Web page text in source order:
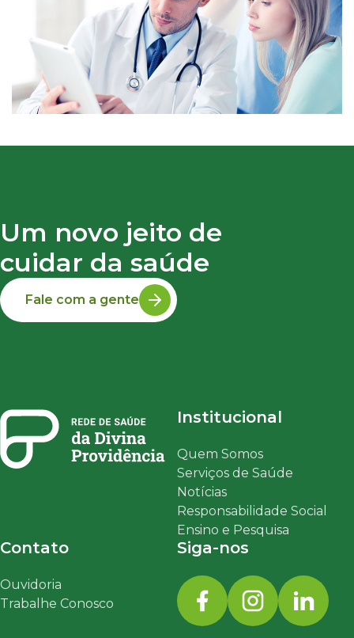
Um novo jeito de
cuidar da saúde
Fale com a gente
Institucional
Quem Somos
Serviços de Saúde
Notícias
Responsabilidade Social
Ensino e Pesquisa
Contato
Ouvidoria
Trabalhe Conosco
Siga-nos